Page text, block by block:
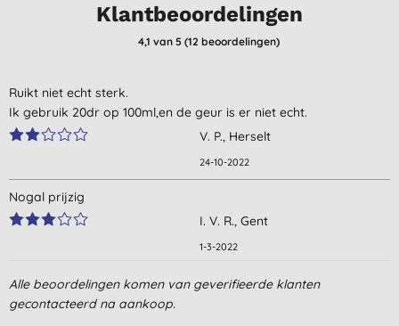
Klantbeoordelingen
4,1 van 5 (12 beoordelingen)
Ruikt niet echt sterk.
Ik gebruik 20dr op 100ml,en de geur is er niet echt.
V. P., Herselt
24-10-2022
Nogal prijzig
I. V. R., Gent
1-3-2022
lekkere geur, voeg het toe aan de azijn als wasverzachter en
ontkalker in 1.
Alle beoordelingen komen van geverifieerde klanten
gecontacteerd na aankoop.